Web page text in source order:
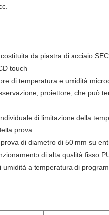
da piastra di acciaio
touch
di temperatura e umidità
proiettore, che può
di limitazione della
prova
di diametro di 50 mm su
di alta qualità fisso
umidità a temperatura di